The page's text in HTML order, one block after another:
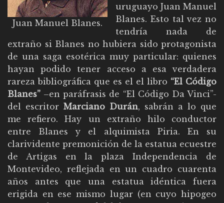
Juan Manuel Blanes.
uruguayo Juan Manuel
Blanes. Esto tal vez no
tendría nada de
extraño si Blanes no hubiera sido protagonista
de una saga esotérica muy particular: quienes
hayan podido tener acceso a esa verdadera
rareza bibliográfica que es el el libro “El Código
Blanes” –en paráfrasis de “El Código Da Vinci”-
del escritor Marciano Durán, sabrán a lo que
me refiero. Hay un extraño hilo conductor
entre Blanes y el alquimista Piria. En su
clarividente premonición de la estatua ecuestre
de Artigas en la plaza Independencia de
Montevideo, reflejada en un cuadro cuarenta
años antes que una estatua idéntica fuera
erigida en ese mismo lugar (en cuyo hipogeo